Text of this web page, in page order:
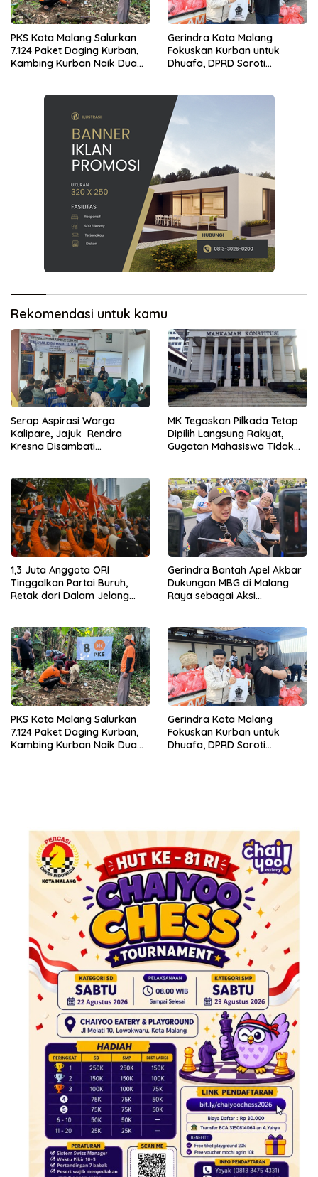
PKS Kota Malang Salurkan
7.124 Paket Daging Kurban,
Kambing Kurban Naik Dua
Gerindra Kota Malang
Fokuskan Kurban untuk
Dhuafa, DPRD Soroti
Rekomendasi untuk kamu
Serap Aspirasi Warga
Kalipare, Jajuk Rendra
Kresna Disambati
MK Tegaskan Pilkada Tetap
Dipilih Langsung Rakyat,
Gugatan Mahasiswa Tidak
1,3 Juta Anggota ORI
Tinggalkan Partai Buruh,
Retak dari Dalam Jelang
Gerindra Bantah Apel Akbar
Dukungan MBG di Malang
Raya sebagai Aksi
PKS Kota Malang Salurkan
7.124 Paket Daging Kurban,
Kambing Kurban Naik Dua
Gerindra Kota Malang
Fokuskan Kurban untuk
Dhuafa, DPRD Soroti